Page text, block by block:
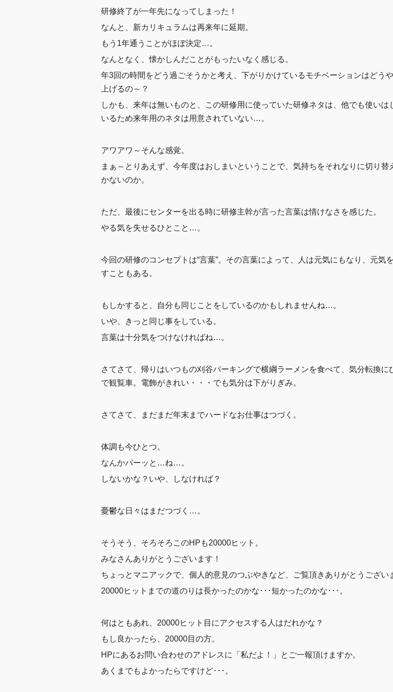
研修終了が一年先になってしまった！
なんと、新カリキュラムは再来年に延期。
もう1年通うことがほぼ決定…。
なんとなく、懐かしんだことがもったいなく感じる。
年3回の時間をどう過ごそうかと考え、下がりかけているモチベーションはどう
上げるの～？
しかも、来年は無いものと、この研修用に使っていた研修ネタは、他でも使いは
いるため来年用のネタは用意されていない…。
アワアワ～そんな感覚。
まぁ～とりあえず、今年度はおしまいということで、気持ちをそれなりに切り替
かないのか。
ただ、最後にセンターを出る時に研修主幹が言った言葉は情けなさを感じた。
やる気を失せるひとこと…。
今回の研修のコンセプトは“言葉”。その言葉によって、人は元気にもなり、元気
すこともある。
もしかすると、自分も同じことをしているのかもしれませんね…。
いや、きっと同じ事をしている。
言葉は十分気をつけなければね…。
さてさて、帰りはいつもの刈谷パーキングで横綱ラーメンを食べて、気分転換に
で観覧車。電飾がきれい・・・でも気分は下がりぎみ。
さてさて、まだまだ年末までハードなお仕事はつづく。
体調も今ひとつ。
なんかパーッと…ね…。
しないかな？いや、しなければ？
憂鬱な日々はまだつづく…。
そうそう、そろそろこのHPも20000ヒット。
みなさんありがとうございます！
ちょっとマニアックで、個人的意見のつぶやきなど、ご覧頂きありがとうござい
20000ヒットまでの道のりは長かったのかな･･･短かったのかな･･･。
何はともあれ、20000ヒット目にアクセスする人はだれかな？
もし良かったら、20000目の方。
HPにあるお問い合わせのアドレスに「私だよ！」とご一報頂けますか。
あくまでもよかったらですけど･･･。